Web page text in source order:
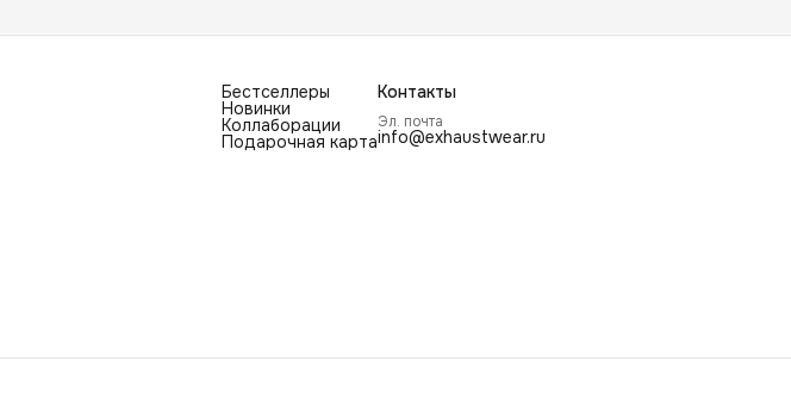
Бестселлеры
Новинки
Коллаборации
Подарочная карта
Контакты
Эл. почта
info@exhaustwear.ru